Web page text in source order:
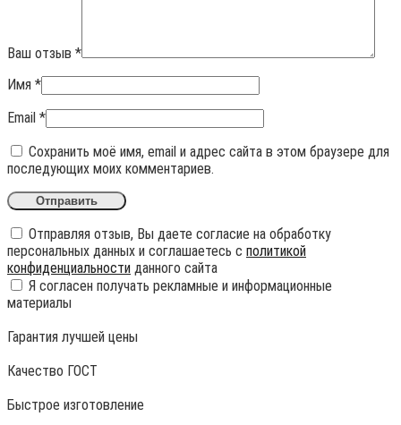
Ваш отзыв *
Имя *
Email *
Сохранить моё имя, email и адрес сайта в этом браузере для
последующих моих комментариев.
Отправляя отзыв, Вы даете согласие на обработку
персональных данных и соглашаетесь с политикой
конфиденциальности данного сайта
Я согласен получать рекламные и информационные
материалы
Гарантия лучшей цены
Качество ГОСТ
Быстрое изготовление